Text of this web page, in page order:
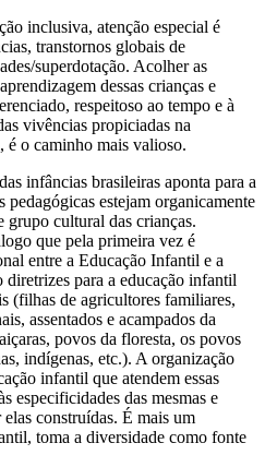
inclusiva, atenção especial é
transtornos globais de
superdotação. Acolher as
dessas crianças e
respeitoso ao tempo e à
vivências propiciadas na
o caminho mais valioso.
infâncias brasileiras aponta para a
pedagógicas estejam organicamente
grupo cultural das crianças.
que pela primeira vez é
entre a Educação Infantil e a
para a educação infantil
(filhas de agricultores familiares,
assentados e acampados da
povos da floresta, os povos
indígenas, etc.). A organização
infantil que atendem essas
especificidades das mesmas e
construídas. É mais um
toma a diversidade como fonte